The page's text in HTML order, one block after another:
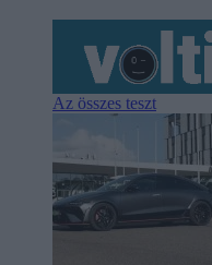
Az összes teszt